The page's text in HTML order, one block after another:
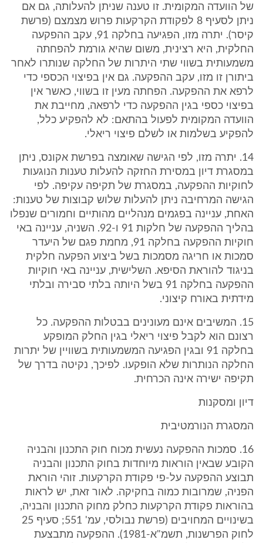
של הוועדה המקומית. זו טענה שניתן להעלותה, גם אם
ניתן לסעיף 8 לפקודת הקרקעות פרוש מצמצם (פרשת
קיסר). יתרה מזו, הפגיעה בחלקה 91, עקב ההפקעה
החלקית, היא רצינית, משום שהיא גורמת להפחתה
משמעותית בשווי שתי היתרות של החלקה שנותרו לאחר
ביתורן זו מזו, עקב ההפקעה. גם אין בפיצוי הכספי כדי
לרפא את ההפקעה. הפחתה מעין זו בשווי, כאשר אין
בפיצוי כספי בגין ההפקעה כדי לרפאה, מחייבת את
הוועדה המקומית לפעול בהתאם: לא להפקיע כלל,
להפקיע בשלמות או לשלם פיצוי ריאלי.
14. יתרה מזו, לפי הגישה שאומצה בפרשת אקונס, ניתן
במסגרת דיון במסירת החזקה להעלות טענות הנוגעות
לחוקיות ההפקעה, במסגרת של תקיפה עקיפה. לפי
הגישה המרחיבה ניתן להעלות שלוש קבוצות של טענות:
האחת, עניינה בפגמים מנהליים מהותיים וחמורים שנפלו
בהליך ההפקעה של חלקות 91 ו-92. השניה, עניינה באי
חוקיות ההפקעה בחלקה 91, מחמת פגם של היעדר
סמכות או חריגה מסמכות בשל ביצוע הפקעה חלקית
בניגוד להוראת הסיפא. השלישית, עניינה באי חוקיות
ההפקעה בחלקה 91 בשל היותה בלתי סבירה ובלתי
מידתית באורח קיצוני.
15. המשיבים אינם מעונינים בבטלות ההפקעה. כל
רצונם הוא לקבל פיצוי ריאלי בגין החלק המופקע
בחלקה 91 ובגין הפגיעה המשמעותית בשוויין של יתרות
החלקה הנותרות שלא הופקעו. לפיכך, נקיטה בדרך של
תקיפה ישירה אינה הכרחית.
דיון ומסקנות
המסגרת הנורמטיבית
16. סמכות ההפקעה נעשית מכוח חוק התכנון והבניה
הקובע שבאין הוראות מיוחדות בחוק התכנון והבניה
תבוצע ההפקעה על-פי פקודת הקרקעות. זוהי הוראת
הפניה, שמרובות כמוה בחקיקה. לאור זאת, יש לראות
בהוראות פקודת הקרקעות כחלק מחוק התכנון והבניה,
בשינויים המחויבים (פרשת נבולסי, עמ' 551; סעיף 25
לחוק הפרשנות, תשמ"א-1981). ההפקעה מתבצעת